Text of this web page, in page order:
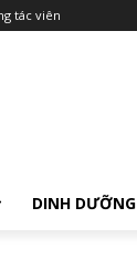
tác viên
DINH DƯỠNG